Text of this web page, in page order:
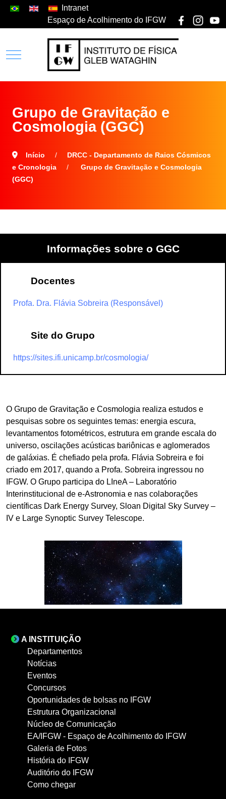
Intranet
Espaço de Acolhimento do IFGW
Grupo de Gravitação e
Cosmologia (GGC)
Início
DRCC - Departamento de Raios Cósmicos
e Cronologia
Grupo de Gravitação e Cosmologia
(GGC)
Informações sobre o GGC
Docentes
Profa. Dra. Flávia Sobreira (Responsável)
Site do Grupo
https://sites.ifi.unicamp.br/cosmologia/
O Grupo de Gravitação e Cosmologia realiza estudos e
pesquisas sobre os seguintes temas: energia escura,
levantamentos fotométricos, estrutura em grande escala do
universo, oscilações acústicas bariônicas e aglomerados
de galáxias. É chefiado pela profa. Flávia Sobreira e foi
criado em 2017, quando a Profa. Sobreira ingressou no
IFGW. O Grupo participa do LIneA – Laboratório
Interinstitucional de e-Astronomia e nas colaborações
científicas Dark Energy Survey, Sloan Digital Sky Survey –
IV e Large Synoptic Survey Telescope.
A INSTITUIÇÃO
Departamentos
Notícias
Eventos
Concursos
Oportunidades de bolsas no IFGW
Estrutura Organizacional
Núcleo de Comunicação
EA/IFGW - Espaço de Acolhimento do IFGW
Galeria de Fotos
História do IFGW
Auditório do IFGW
Como chegar